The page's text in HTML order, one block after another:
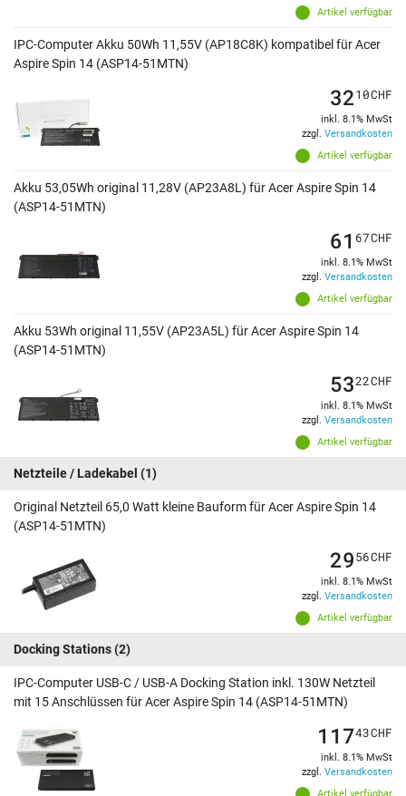
Artikel verfügbar
IPC-Computer Akku 50Wh 11,55V (AP18C8K) kompatibel für Acer
Aspire Spin 14 (ASP14-51MTN)
Artikel verfügbar
3210CHF
inkl. 8.1% MwSt
zzgl. Versandkosten
Akku 53,05Wh original 11,28V (AP23A8L) für Acer Aspire Spin 14
(ASP14-51MTN)
Artikel verfügbar
61 67CHF
inkl. 8.1% MwSt
zzgl. Versandkosten
Akku 53Wh original 11,55V (AP23A5L) für Acer Aspire Spin 14
(ASP14-51MTN)
Artikel verfügbar
5322CHF
inkl. 8.1% MwSt
zzgl. Versandkosten
Netzteile / Ladekabel (1)
Original Netzteil 65,0 Watt kleine Bauform für Acer Aspire Spin 14
(ASP14-51MTN)
Artikel verfügbar
2956CHF
inkl. 8.1% MwSt
zzgl. Versandkosten
Docking Stations(2)
IPC-Computer USB-C / USB-A Docking Station inkl. 130W Netzteil
mit 15 Anschlüssen für Acer Aspire Spin 14 (ASP14-51MTN)
11743CHF
inkl. 8.1% MwSt
zzgl. Versandkosten